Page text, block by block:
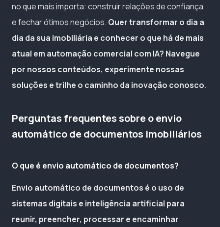
no que mais importa: construir relações de confiança
e fechar ótimos negócios. Quer transformar o dia a
dia da sua imobiliária e conhecer o que há de mais
atual em automação comercial com IA? Navegue
por nossos conteúdos, experimente nossas
soluções e trilhe o caminho da inovação conosco.
Perguntas frequentes sobre o envio
automático de documentos imobiliários
O que é envio automático de documentos?
Envio automático de documentos é o uso de
sistemas digitais e inteligência artificial para
reunir, preencher, processar e encaminhar